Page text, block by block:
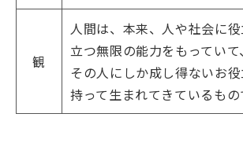
観
人間は、本来、人や社会に
立つ無限の能力をもっていて、
その人にしか成し得ないお
持って生まれてきているもの